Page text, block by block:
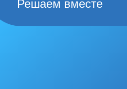
Решаем вместе